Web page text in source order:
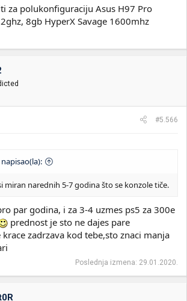
za polukonfiguraciju Asus H97 Pro
8gb HyperX Savage 1600mhz
#5.566
miran narednih 5-7 godina što se konzole tiče.
par godina, i za 3-4 uzmes ps5 za 300e
prednost je sto ne dajes pare
zadrzava kod tebe,sto znaci manja
Poslednja izmena: 29.01.2020.